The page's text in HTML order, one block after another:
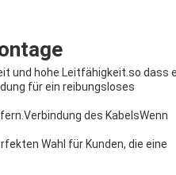
und hohe Leitfähigkeit.so dass
für ein reibungsloses
des KabelsWenn
Wahl für Kunden, die eine